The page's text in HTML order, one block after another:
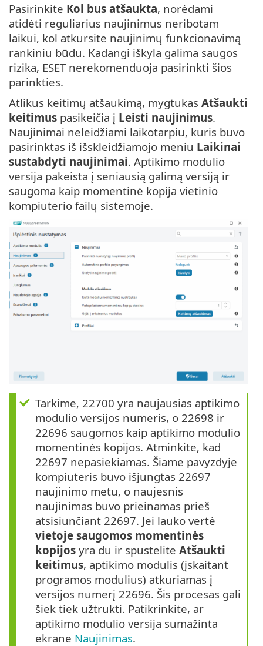
Pasirinkite Kol bus atšaukta, norėdami
atidėti reguliarius naujinimus neribotam
laikui, kol atkursite naujinimų funkcionavimą
rankiniu būdu. Kadangi iškyla galima saugos
rizika, ESET nerekomenduoja pasirinkti šios
parinkties.
Atlikus keitimų atšaukimą, mygtukas Atšaukti
keitimus pasikeičia į Leisti naujinimus.
Naujinimai neleidžiami laikotarpiu, kuris buvo
pasirinktas iš išskleidžiamojo meniu Laikinai
sustabdyti naujinimai. Aptikimo modulio
versija pakeista į seniausią galimą versiją ir
saugoma kaip momentinė kopija vietinio
kompiuterio failų sistemoje.
Tarkime, 22700 yra naujausias aptikimo
modulio versijos numeris, o 22698 ir
22696 saugomos kaip aptikimo modulio
momentinės kopijos. Atminkite, kad
22697 nepasiekiamas. Šiame pavyzdyje
kompiuteris buvo išjungtas 22697
naujinimo metu, o naujesnis
naujinimas buvo prieinamas prieš
atsisiunčiant 22697. Jei lauko vertė
vietoje saugomos momentinės
kopijos yra du ir spustelite Atšaukti
keitimus, aptikimo modulis (įskaitant
programos modulius) atkuriamas į
versijos numerį 22696. Šis procesas gali
šiek tiek užtrukti. Patikrinkite, ar
aptikimo modulio versija sumažinta
ekrane Naujinimas.